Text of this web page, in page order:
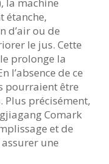
étanche,
d’air ou de
le jus. Cette
prolonge la
l’absence de ce
pourraient être
précisément,
Comark
et de
une